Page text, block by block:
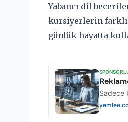
Yabancı dil
kursiyerlerin
günlük hayatta